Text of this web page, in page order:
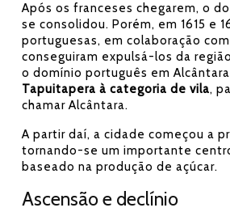
Após os franceses chegarem, o
se consolidou. Porém, em 1615 e
portuguesas, em colaboração
conseguiram expulsá-los da
o domínio português em
Tapuitapera à categoria de vila,
chamar Alcântara.
A partir daí, a cidade começou a
tornando-se um importante
baseado na produção de açúcar.
Ascensão e declínio